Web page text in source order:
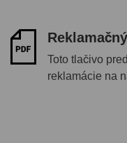
Toto tlačivo
reklamácie na